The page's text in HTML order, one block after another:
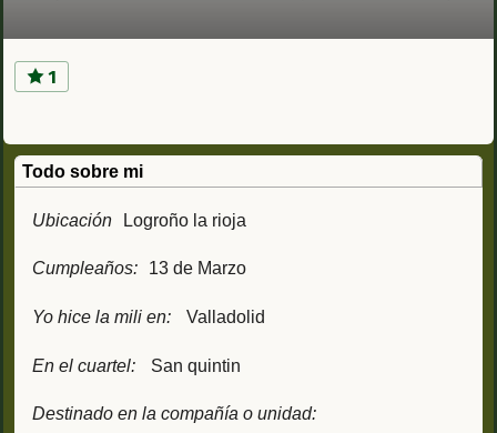
1
Todo sobre mi
Ubicación Logroño la rioja
Cumpleaños: 13 de Marzo
Yo hice la mili en: Valladolid
En el cuartel: San quintin
Destinado en la compañía o unidad: